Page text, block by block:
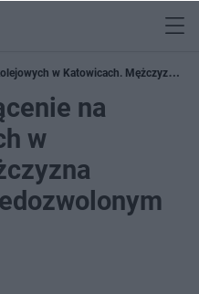
w Katowicach. Mężczyzna
na
w